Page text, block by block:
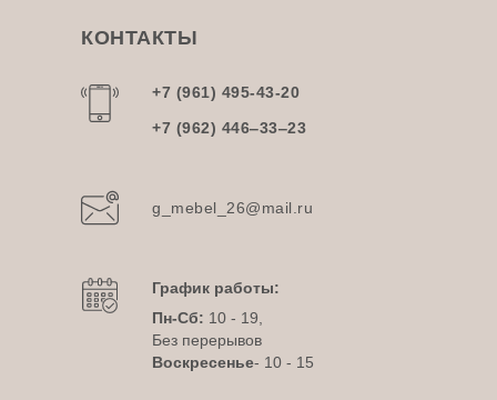
+7 (962) 446‒33‒23
g_mebel_26@mail.ru
+7 (961) 495-43-20
График работы:
Пн-Сб: 10 - 19,
Без перерывов
Воскресенье- 10 - 15
КОНТАКТЫ